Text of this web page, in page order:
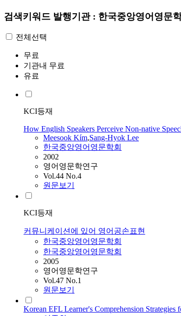
검색키워드 발행기관 : 한국중앙영어영문
전체선택
무료
기관내 무료
유료
KCI등재
How English Speakers Perceive Non-native
Meesook Kím,Sang-Hyok Lee
한국중앙영어영문학회
2002
영어영문학연구
Vol.44 No.4
원문보기
KCI등재
커뮤니케이션에 있어 영어공손표현
한국중앙영어영문학회
한국중앙영어영문학회
2005
영어영문학연구
Vol.47 No.1
원문보기
Korean EFL Learner's Comprehension Strategies